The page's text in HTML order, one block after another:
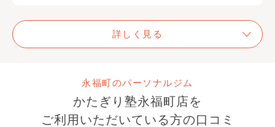
詳しく見る
永福町のパーソナルジム
かたぎり塾永福町店を
ご利用いただいている方の口コミ